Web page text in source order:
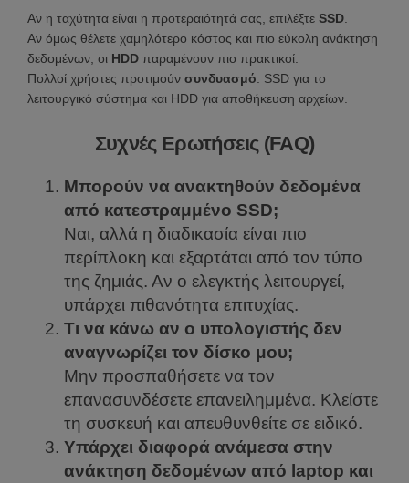
Αν η ταχύτητα είναι η προτεραιότητά σας, επιλέξτε SSD
Αν όμως θέλετε χαμηλότερο κόστος και πιο εύκολη ανάκτηση
δεδομένων, οι HDD παραμένουν πιο πρακτικοί.
Πολλοί χρήστες προτιμούν συνδυασμό: SSD για το
λειτουργικό σύστημα και HDD για αποθήκευση αρχείων.
Συχνές Ερωτήσεις (FAQ)
Μπορούν να ανακτηθούν δεδομένα
από κατεστραμμένο SSD;
Ναι, αλλά η διαδικασία είναι πιο
περίπλοκη και εξαρτάται από τον τύπο
της ζημιάς. Αν ο ελεγκτής λειτουργεί,
υπάρχει πιθανότητα επιτυχίας.
Τι να κάνω αν ο υπολογιστής δεν
αναγνωρίζει τον δίσκο μου;
Μην προσπαθήσετε να τον
επανασυνδέσετε επανειλημμένα. Κλείστε
τη συσκευή και απευθυνθείτε σε ειδικό.
Υπάρχει διαφορά ανάμεσα στην
ανάκτηση δεδομένων από laptop και